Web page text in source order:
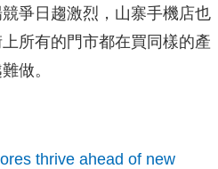
爭日趨激烈，山寨手機店也
所有的門市都在買同樣的產
做。
thrive ahead of new